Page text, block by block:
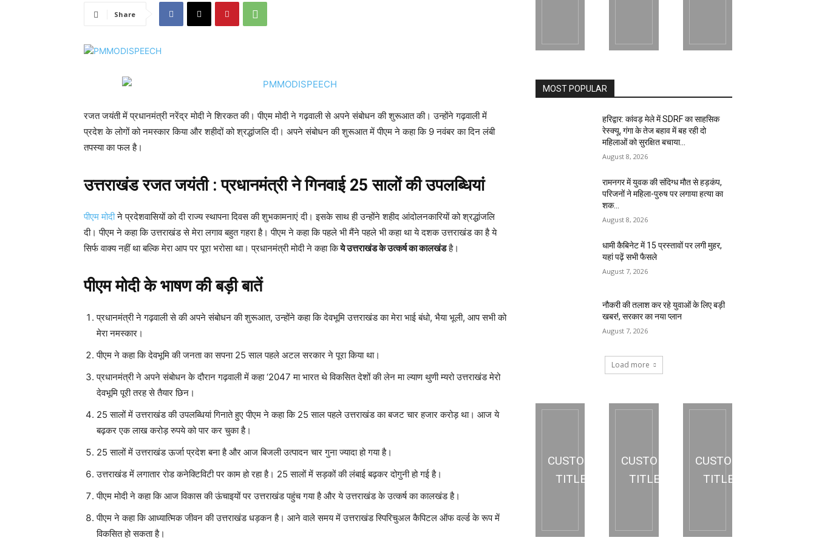
Share
रजत जयंती में प्रधानमंत्री नरेंद्र मोदी ने शिरकत की। पीएम मोदी ने गढ़वाली से अपने संबोधन की शुरूआत की। उन्होंने गढ़वाली में
प्रदेश के लोगों को नमस्कार किया और शहीदों को श्रद्धांजलि दी। अपने संबोधन की शुरूआत में पीएम ने कहा कि 9 नवंबर का दिन लंबी
तपस्या का फल है।
उत्तराखंड रजत जयंती : प्रधानमंत्री ने गिनवाई 25 सालों की उपलब्धियां
पीएम मोदीने प्रदेशवासियों को दी राज्य स्थापना दिवस की शुभकामनाएं दी। इसके साथ ही उन्होंने शहीद आंदोलनकारियों को श्रद्धांजलि
दी। पीएम ने कहा कि उत्तराखंड से मेरा लगाव बहुत गहरा है। पीएम ने कहा कि पहले भी मैंने पहले भी कहा था ये दशक उत्तराखंड का है ये
सिर्फ वाक्य नहीं था बल्कि मेरा आप पर पूरा भरोसा था। प्रधानमंत्री मोदी ने कहा किये उत्तराखंड के उत्कर्ष का कालखंडहै।
पीएम मोदी के भाषण की बड़ी बातें
प्रधानमंत्री ने गढ़वाली से की अपने संबोधन की शुरूआत, उन्होंने कहा कि देवभूमि उत्तराखंड का मेरा भाई बंधो, भैया भूली, आप सभी को
मेरा नमस्कार।
पीएम ने कहा कि देवभूमि की जनता का सपना 25 साल पहले अटल सरकार ने पूरा किया था।
प्रधानमंत्री ने अपने संबोधन के दौरान गढ़वाली में कहा ‘2047 मा भारत थे विकसित देशों की लेन मा ल्याण थुणी म्यरो उत्तराखंड मेरो
देवभूमि पूरी तरह से तैयार छिन।
25 सालों में उत्तराखंड की उपलब्धियां गिनाते हुए पीएम ने कहा कि 25 साल पहले उत्तराखंड का बजट चार हजार करोड़ था। आज ये
बढ़कर एक लाख करोड़ रुपये को पार कर चुका है।
25 सालों में उत्तराखंड ऊर्जा प्रदेश बना है और आज बिजली उत्पादन चार गुना ज्यादा हो गया है।
उत्तराखंड में लगातार रोड कनेक्टिविटी पर काम हो रहा है। 25 सालों में सड़कों की लंबाई बढ़कर दोगुनी हो गई है।
पीएम मोदी ने कहा कि आज विकास की ऊंचाइयों पर उत्तराखंड पहुंच गया है और ये उत्तराखंड के उत्कर्ष का कालखंड है।
पीएम ने कहा कि आध्यात्मिक जीवन की उत्तराखंड धड़कन है। आने वाले समय में उत्तराखंड स्पिरिचुअल कैपिटल ऑफ वर्ल्ड के रूप में
विकसित हो सकता है।
MOST POPULAR
हरिद्वार: कांवड़ मेले में SDRF का साहसिक
रेस्क्यू, गंगा के तेज बहाव में बह रही दो
महिलाओं को सुरक्षित बचाया…
August 8, 2026
रामनगर में युवक की संदिग्ध मौत से हड़कंप,
परिजनों ने महिला-पुरुष पर लगाया हत्या का
शक…
August 8, 2026
धामी कैबिनेट में 15 प्रस्तावों पर लगी मुहर,
यहां पढ़ें सभी फैसले
August 7, 2026
नौकरी की तलाश कर रहे युवाओं के लिए बड़ी
खबर!, सरकार का नया प्लान
August 7, 2026
Load more
CUSTOM
TITLE
CUSTOM
TITLE
CUSTOM
TITLE